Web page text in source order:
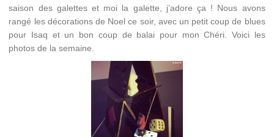
saison des galettes et moi la galette, j’adore ça ! Nous avons
rangé les décorations de Noel ce soir, avec un petit coup de blues
pour Isaq et un bon coup de balai pour mon Chéri. Voici les
photos de la semaine.